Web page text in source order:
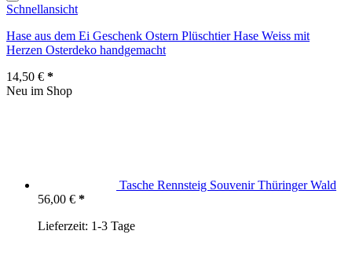
Schnellansicht
Hase aus dem Ei Geschenk Ostern Plüschtier Hase Weiss mit
Herzen Osterdeko handgemacht
14,50 €
Neu im Shop
Tasche Rennsteig Souvenir Thüringer Wald
56,00 €
Lieferzeit: 1-3 Tage